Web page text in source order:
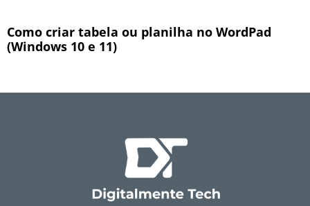
Como criar tabela ou planilha no WordPad
(Windows 10 e 11)